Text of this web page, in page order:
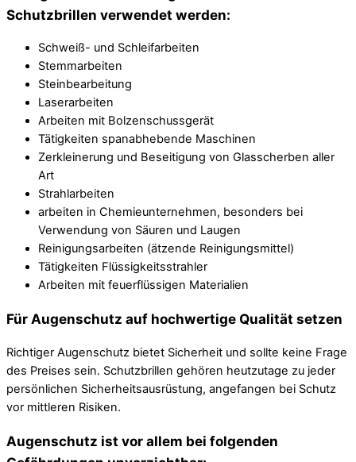
Schutzbrillen verwendet werden:
Schweiß- und Schleifarbeiten
Stemmarbeiten
Steinbearbeitung
Laserarbeiten
Arbeiten mit Bolzenschussgerät
Tätigkeiten spanabhebende Maschinen
Zerkleinerung und Beseitigung von Glasscherben aller
Art
Strahlarbeiten
arbeiten in Chemieunternehmen, besonders bei
Verwendung von Säuren und Laugen
Reinigungsarbeiten (ätzende Reinigungsmittel)
Tätigkeiten Flüssigkeitsstrahler
Arbeiten mit feuerflüssigen Materialien
Für Augenschutz auf hochwertige Qualität setzen
Richtiger Augenschutz bietet Sicherheit und sollte keine Frage
des Preises sein. Schutzbrillen gehören heutzutage zu jeder
persönlichen Sicherheitsausrüstung, angefangen bei Schutz
vor mittleren Risiken.
Augenschutz ist vor allem bei folgenden